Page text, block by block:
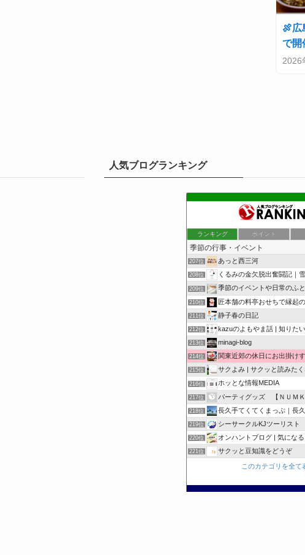
🍖広
で開
2026
人気ブログランキング
ランキング ポイント
207位 あっと西三河
208位 くるみの金欠脱出奮闘記｜
209位 季節のイベントや日常のふと
210位 匠本舗の料亭おせちで縁起
211位 静子春の日記
212位 kazuのよもやま話 | 知りたいこと
213位 minagi-blog
214位 関東近郊の休日にお出掛け
215位 サクよみ | サクッと読みたくなる
216位 ホッとな情報MEDIA
217位 パーティグッズ 【ＮＵＭ
218位 長久手てくてくまっぷ｜長久手の魅
219位 シーサークルKJツーリスト
220位 オンハントブログ | 気にな
221位 サクッと豆知識をどうぞ
このカテゴリを全て